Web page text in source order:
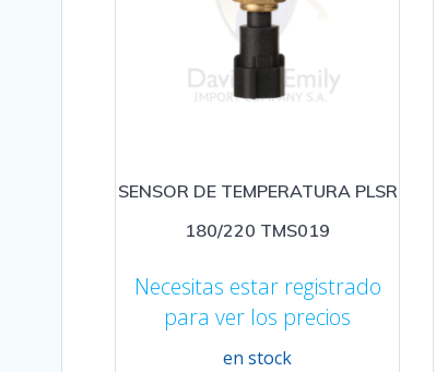
SENSOR DE TEMPERATURA PLSR
180/220 TMS019
Necesitas estar registrado
para ver los precios
en stock